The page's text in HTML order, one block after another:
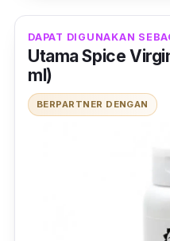
DAPAT DIGUNAKAN
Utama Spice
ml)
BERPARTNER DENGAN